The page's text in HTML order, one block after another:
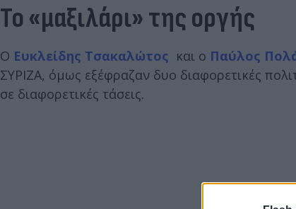
Το «μαξιλάρι» της οργής
Ο Ευκλείδης Τσακαλώτος και ο Παύλος
ΣΥΡΙΖΑ, όμως εξέφραζαν δυο διαφορετικές
σε διαφορετικές τάσεις.